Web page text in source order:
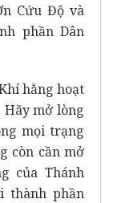
Cứu Độ và
phần Dân
hằng hoạt
Hãy mở lòng
mọi trạng
còn cần mở
của Thánh
thành phần